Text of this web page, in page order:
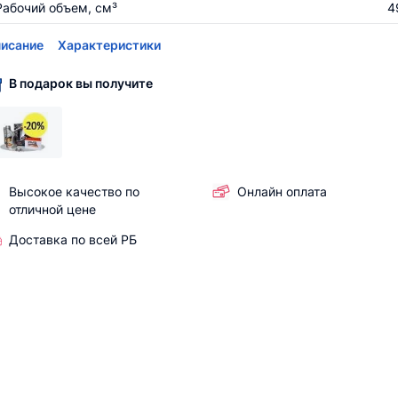
объем, см³
Характеристики
В подарок вы получите
Высокое качество по
отличной цене
Онлайн оплата
Доставка по всей РБ